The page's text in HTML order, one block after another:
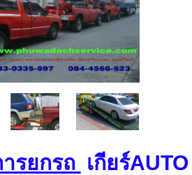
รยกรถ เกียร์AUTO